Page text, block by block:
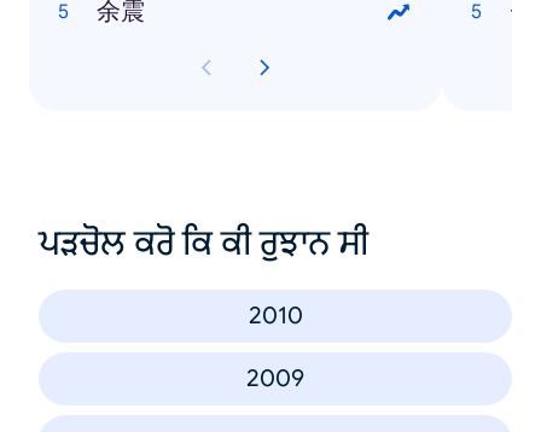
余震
チ
ਪੜਚੋਲ ਕਰੋ ਕਿ ਕੀ ਰੁਝਾਨ ਸੀ
2010
2009